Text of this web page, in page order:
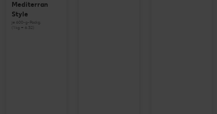
Mediterran
Style
je 600-g-Packg.
(1 kg = 6.32)